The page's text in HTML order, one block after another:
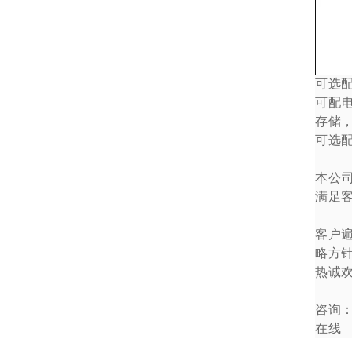
可选
可配
存储
可选
本公
满足
客户
略方
热诚
咨询
在线